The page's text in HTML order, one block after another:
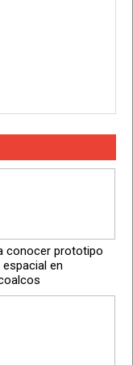
conocer prototipo
espacial en